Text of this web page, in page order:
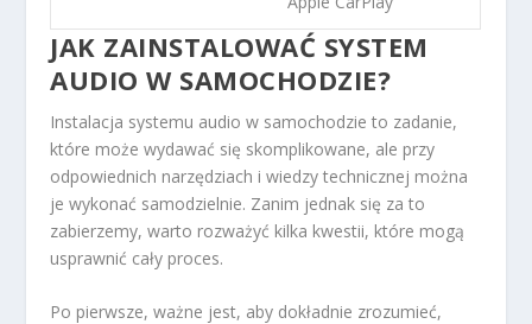
JAK ZAINSTALOWAĆ SYSTEM
AUDIO W SAMOCHODZIE?
Instalacja systemu audio w samochodzie to zadanie,
które może wydawać się skomplikowane, ale przy
odpowiednich narzędziach i wiedzy technicznej można
je wykonać samodzielnie. Zanim jednak się za to
zabierzemy, warto rozważyć kilka kwestii, które mogą
usprawnić cały proces.
Po pierwsze, ważne jest, aby dokładnie zrozumieć,